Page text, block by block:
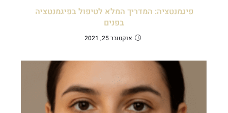
פיגמנטציה: המדריך המלא לטיפול בפיגמנטציה
בפנים
אוקטובר 25, 2021